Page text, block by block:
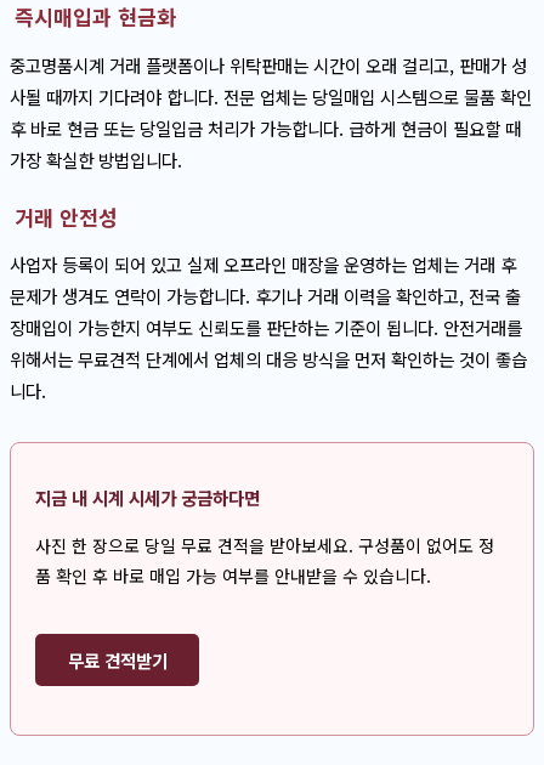
즉시매입과 현금화
중고명품시계 거래 플랫폼이나 위탁판매는 시간이 오래 걸리고, 판매가 성
사될 때까지 기다려야 합니다. 전문 업체는 당일매입 시스템으로 물품 확인
후 바로 현금 또는 당일입금 처리가 가능합니다. 급하게 현금이 필요할 때
가장 확실한 방법입니다.
거래 안전성
사업자 등록이 되어 있고 실제 오프라인 매장을 운영하는 업체는 거래 후
문제가 생겨도 연락이 가능합니다. 후기나 거래 이력을 확인하고, 전국 출
장매입이 가능한지 여부도 신뢰도를 판단하는 기준이 됩니다. 안전거래를
위해서는 무료견적 단계에서 업체의 대응 방식을 먼저 확인하는 것이 좋습
니다.
지금 내 시계 시세가 궁금하다면
사진 한 장으로 당일 무료 견적을 받아보세요. 구성품이 없어도 정
품 확인 후 바로 매입 가능 여부를 안내받을 수 있습니다.
무료 견적받기